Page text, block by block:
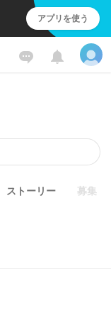
アプリを使う
ストーリー 募集